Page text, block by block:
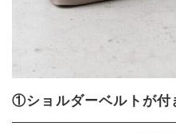
①ショルダーベルトが付